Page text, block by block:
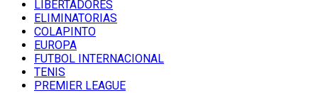
LIBERTADORES
ELIMINATORIAS
COLAPINTO
EUROPA
FUTBOL INTERNACIONAL
TENIS
PREMIER LEAGUE